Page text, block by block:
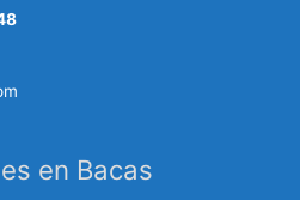
en Bacas